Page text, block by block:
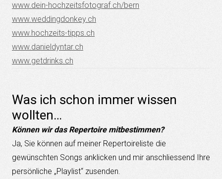
www.dein-hochzeitsfotograf.ch/bern
www.weddingdonkey.ch
www.hochzeits-tipps.ch
www.danieldyntar.ch
www.getdrinks.ch
Was ich schon immer wissen
wollten…
Können wir das Repertoire mitbestimmen?
Ja, Sie können auf meiner Repertoireliste die
gewünschten Songs anklicken und mir anschliessend Ihre
persönliche „Playlist“ zusenden.